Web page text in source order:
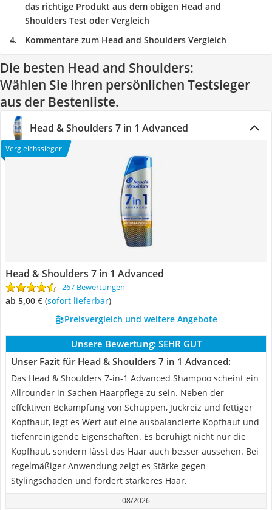
das richtige Produkt aus dem obigen Head and
Shoulders Test oder Vergleich
Kommentare zum Head and Shoulders Vergleich
Die besten Head and Shoulders:
Wählen Sie Ihren persönlichen Testsieger
aus der Bestenliste.
Head & Shoulders 7 in 1 Advanced
Vergleichssieger
Head & Shoulders 7 in 1 Advanced
267 Bewertungen
ab 5,00 € ( Sofort lieferbar)
Preisvergleich und weitere Angebote
Unsere Bewertung: SEHR GUT
Unser Fazit für Head & Shoulders 7 in 1 Advanced:
Das Head & Shoulders 7-in-1 Advanced Shampoo scheint ein
Allrounder in Sachen Haarpflege zu sein. Neben der
effektiven Bekämpfung von Schuppen, Juckreiz und fettiger
Kopfhaut, legt es Wert auf eine ausbalancierte Kopfhaut und
tiefenreinigende Eigenschaften. Es beruhigt nicht nur die
Kopfhaut, sondern lässt das Haar auch besser aussehen. Bei
regelmäßiger Anwendung zeigt es Stärke gegen
Stylingschäden und fördert stärkeres Haar.
08/2026